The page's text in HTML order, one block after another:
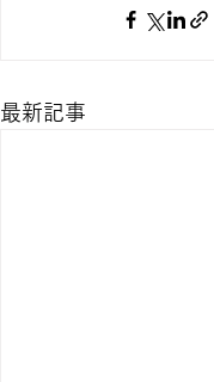
最新記事